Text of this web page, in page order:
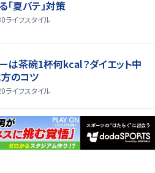
「夏バテ」対策
ライフスタイル
は茶碗1杯何kcal？ダイエット中
のコツ
ライフスタイル